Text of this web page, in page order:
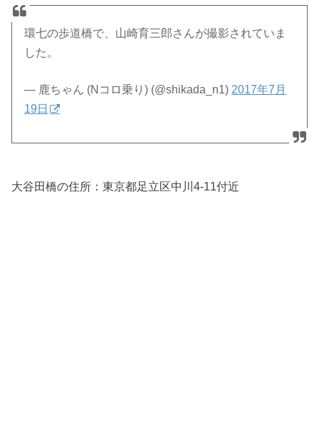
環七の歩道橋で、山崎育三郎さんが撮影されていま
した。
— 鹿ちゃん (Nコロ乗り) (@shikada_n1) 2017年7月
19日
大谷田橋の住所：東京都足立区中川4-11付近